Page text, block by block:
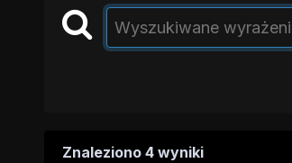
Znaleziono 4 wyniki